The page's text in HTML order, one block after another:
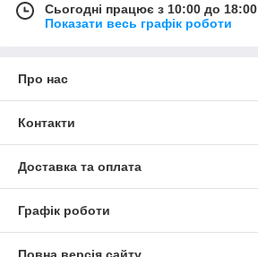
Сьогодні працює з 10:00 до 18:00
Показати весь графік роботи
Про нас
Контакти
Доставка та оплата
Графік роботи